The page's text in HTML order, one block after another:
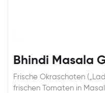
Bhindi Masala
Frische Okraschoten
frischen Tomaten in